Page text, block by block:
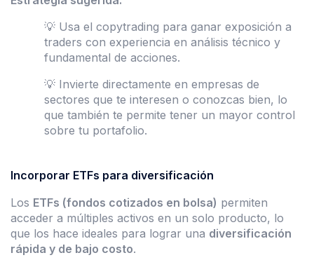
💡 Usa el copytrading para ganar exposición a
traders con experiencia en análisis técnico y
fundamental de acciones.
💡 Invierte directamente en empresas de
sectores que te interesen o conozcas bien, lo
que también te permite tener un mayor control
sobre tu portafolio.
Incorporar ETFs para diversificación
Los ETFs (fondos cotizados en bolsa) permiten
acceder a múltiples activos en un solo producto, lo
que los hace ideales para lograr una diversificación
rápida y de bajo costo.